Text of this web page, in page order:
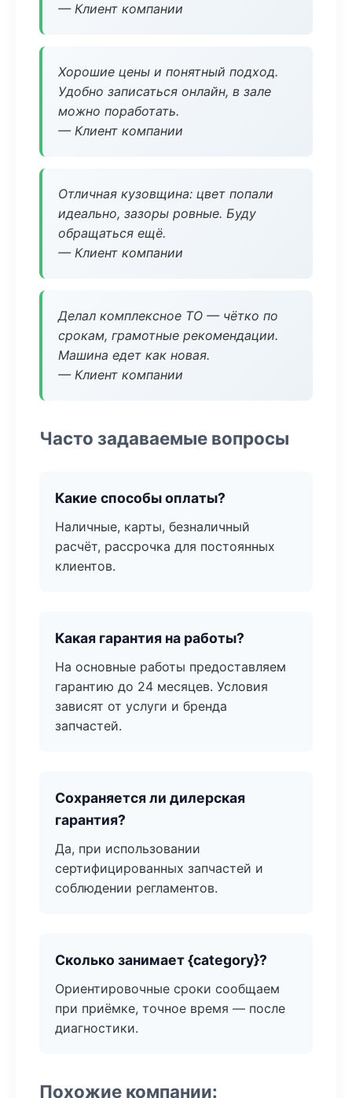
— Клиент компании
Хорошие цены и понятный подход.
Удобно записаться онлайн, в зале
можно поработать.
— Клиент компании
Отличная кузовщина: цвет попали
идеально, зазоры ровные. Буду
обращаться ещё.
— Клиент компании
Делал комплексное ТО — чётко по
срокам, грамотные рекомендации.
Машина едет как новая.
— Клиент компании
Часто задаваемые вопросы
Какие способы оплаты?
Наличные, карты, безналичный
расчёт, рассрочка для постоянных
клиентов.
Какая гарантия на работы?
На основные работы предоставляем
гарантию до 24 месяцев. Условия
зависят от услуги и бренда
запчастей.
Сохраняется ли дилерская
гарантия?
Да, при использовании
сертифицированных запчастей и
соблюдении регламентов.
Сколько занимает {category}?
Ориентировочные сроки сообщаем
при приёмке, точное время — после
диагностики.
Похожие компании: